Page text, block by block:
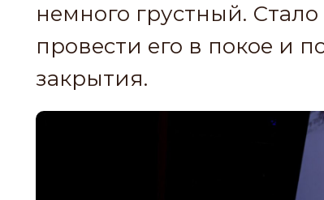
немного грустный.
провести его в покое и
закрытия.